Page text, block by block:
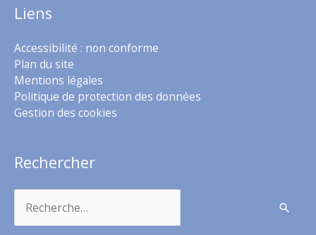
Liens
Accessibilité : non conforme
Plan du site
Mentions légales
Politique de protection des données
Gestion des cookies
Rechercher